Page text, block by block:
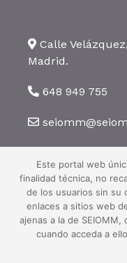
Calle
Madrid.
648 949 755
©2026 SEIOMM. Todos
de
Este portal web
finalidad técnica, no
de los usuarios sin su
enlaces a sitios web
ajenas a la de
cuando acceda a